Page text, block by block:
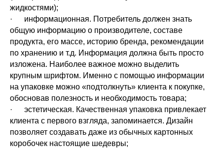
жидкостями);
· информационная. Потребитель должен знать
общую информацию о производителе, составе
продукта, его массе, историю бренда, рекомендации
по хранению и т.д. Информация должна быть просто
изложена. Наиболее важное можно выделить
крупным шрифтом. Именно с помощью информации
на упаковке можно «подтолкнуть» клиента к покупке,
обосновав полезность и необходимость товара;
· эстетическая. Качественная упаковка привлекает
клиента с первого взгляда, запоминается. Дизайн
позволяет создавать даже из обычных картонных
коробочек настоящие шедевры;